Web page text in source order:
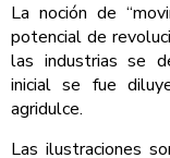
La noción de
potencial de
las industrias se
inicial se fue
agridulce.
Las ilustraciones